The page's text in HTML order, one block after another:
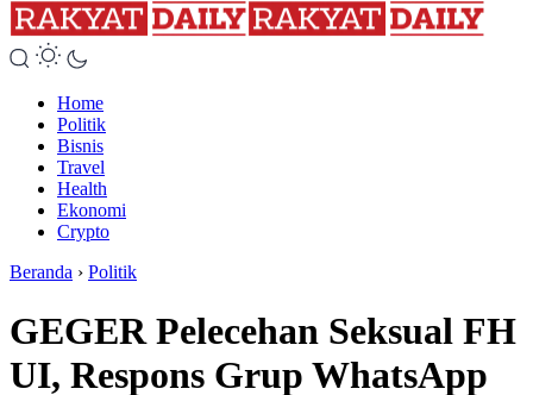
Home
Politik
Bisnis
Travel
Health
Ekonomi
Crypto
Beranda › Politik
GEGER Pelecehan Seksual FH
UI, Respons Grup WhatsApp